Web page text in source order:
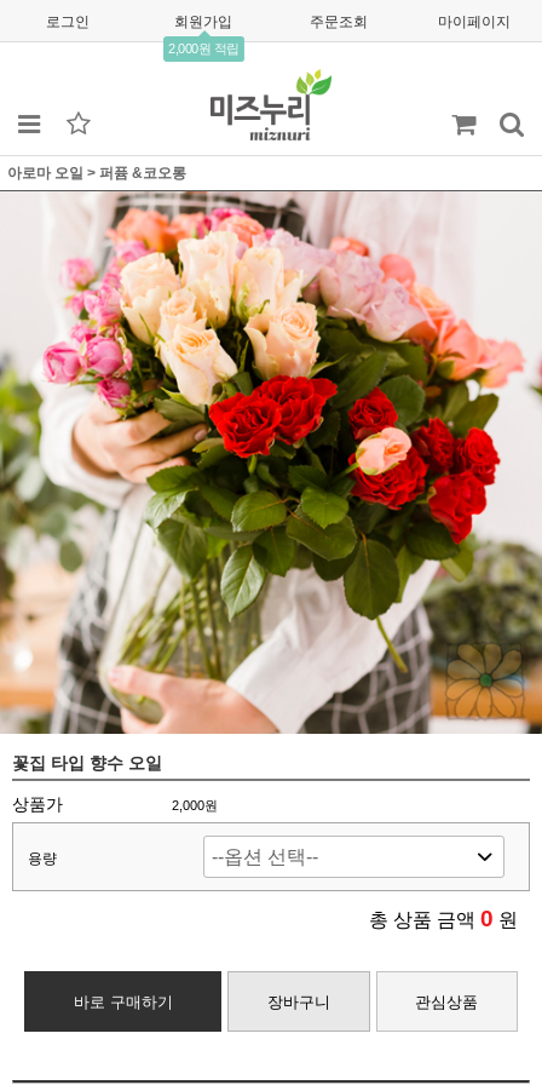
로그인 회원가입
2,000원 적립
주문조회 마이페이지
아로마 오일 > 퍼퓸 &코오롱
꽃집 타입 향수 오일
상품가 2,000원
용량
총 상품 금액 0 원
바로 구매하기 장바구니 관심상품